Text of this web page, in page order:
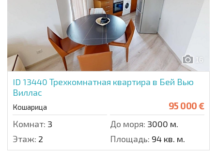
16
ID 13440 Трехкомнатная квартира в Бей Вью
Виллас
Кошарица 95 000 €
Комнат: 3 До моря: 3000 м.
Этаж: 2 Площадь: 94 кв. м.